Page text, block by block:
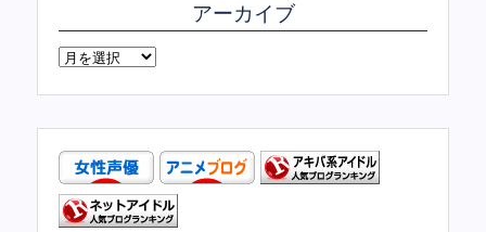
アーカイブ